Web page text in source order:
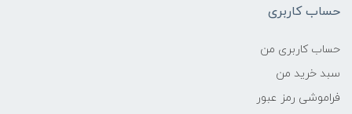
حساب کاربری
حساب کاربری من
سبد خرید من
فراموشی رمز عبور